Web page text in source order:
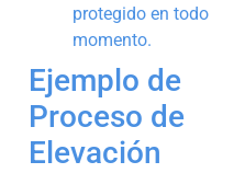
protegido en todo
momento.
Ejemplo de
Proceso de
Elevación